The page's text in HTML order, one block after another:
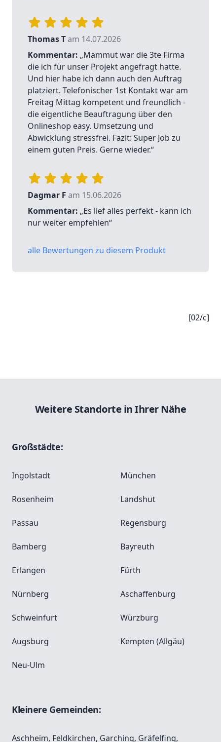
Thomas Tam 14.07.2026
Kommentar: „Mammut war die 3te Firma
die ich für unser Projekt angefragt hatte.
Und hier habe ich dann auch den Auftrag
platziert. Telefonischer 1st Kontakt war am
Freitag Mittag kompetent und freundlich -
die eigentliche Beauftragung über den
Onlineshop easy. Umsetzung und
Abwicklung stressfrei. Fazit: Super Job zu
einem guten Preis. Gerne wieder.“
Dagmar F am 15.06.2026
Kommentar: „Es lief alles perfekt - kann ich
nur weiter empfehlen“
alle Bewertungen zu diesem Produkt
[02/c]
Weitere Standorte in Ihrer Nähe
Großstädte:
Ingolstadt München
Rosenheim Landshut
Passau Regensburg
Bamberg Bayreuth
Erlangen Fürth
Nürnberg Aschaffenburg
Schweinfurt Würzburg
Augsburg Kempten (Allgäu)
Neu-Ulm
Kleinere Gemeinden:
Aschheim, Feldkirchen, Garching, Gräfelfing,